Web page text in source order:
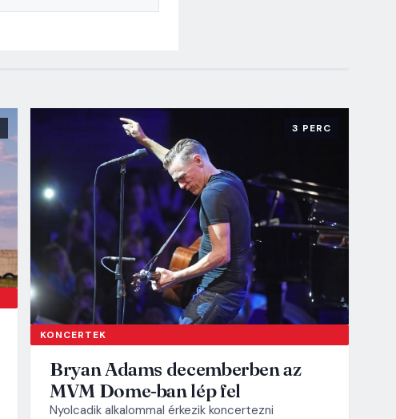
KONCERTEK
3 PERC
Bryan Adams decemberben az
MVM Dome-ban lép fel
Nyolcadik alkalommal érkezik koncertezni